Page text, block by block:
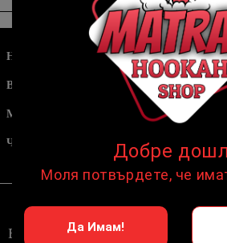
Наргилета
Въглени
Мундщуци
Чашки
HMD /
Бързи връзки:
Добре
Моля потвърдете, че
Да Имам!